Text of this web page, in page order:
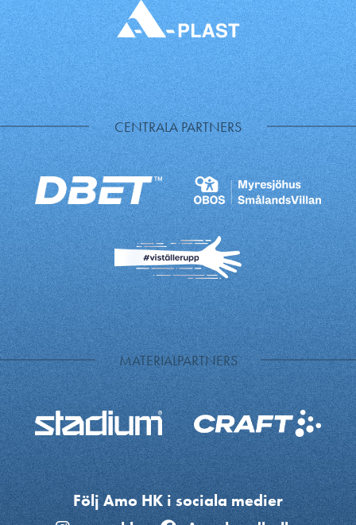
CENTRALA PARTNERS
MATERIALPARTNERS
Följ Amo HK i sociala medier